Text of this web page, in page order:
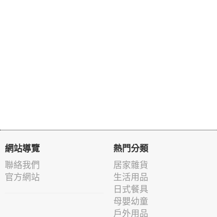
網站導覽
聯絡我們
官方網站
熱門分類
居家雜貨
生活用品
日式餐具
母嬰幼童
戶外用品